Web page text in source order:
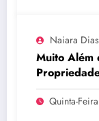
Naiara Dias
Muito Além
Legado do
Quinta-